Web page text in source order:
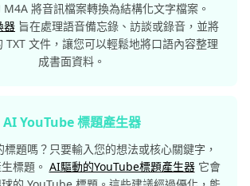
將音訊檔案轉換為結構化文字檔案。
器 旨在處理語音備忘錄、訪談或錄音，並將
TXT 文件，讓您可以輕鬆地將口語內容整理
成書面資料。
AI YouTube 標題產生器
題嗎？只要輸入您的想法或核心關鍵字，
標題。 AI驅動的YouTube標題產生器它會